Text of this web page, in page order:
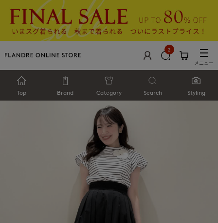
2
メニュー
Top Brand Category Search Styling